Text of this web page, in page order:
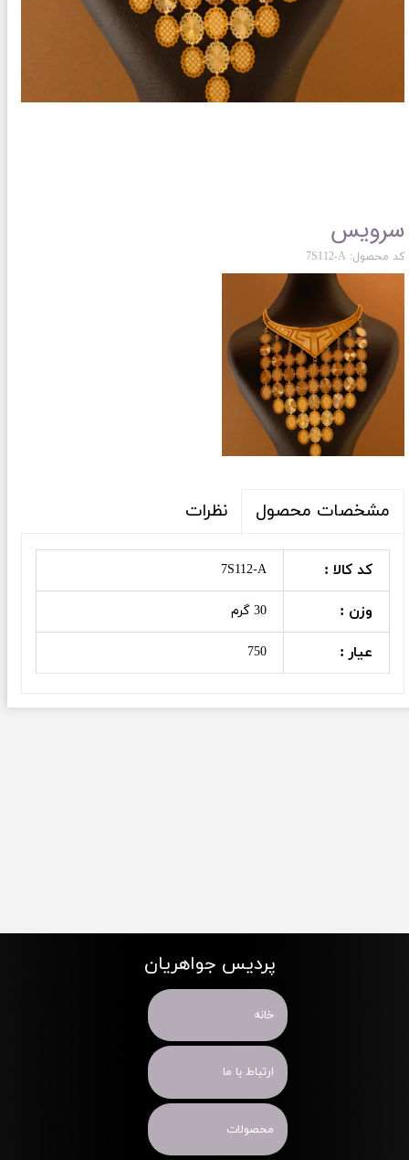
سرویس
کد محصول: 7S112-A
مشخصات محصول نظرات
کد کالا : 7S112-A
وزن : 30 گرم
عیار : 750
پردیس جواهریان
خانه
ارتباط با ما
محصولات